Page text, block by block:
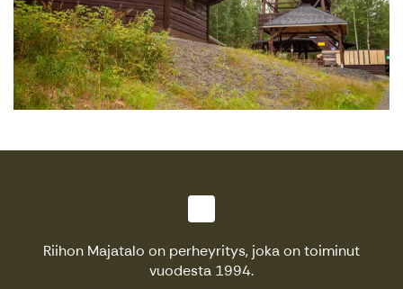
Riihon Majatalo on perheyritys, joka on toiminut
vuodesta 1994.